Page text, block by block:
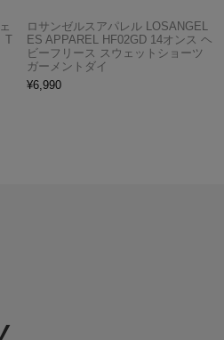
T
ロサンゼルスアパレル LOSANGEL
ES APPAREL HF02GD 14オンス ヘ
ビーフリース スウェットショーツ
ガーメントダイ
¥6,990